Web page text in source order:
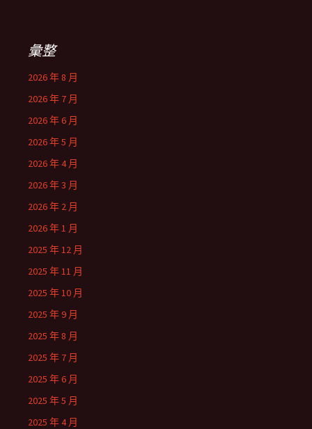
彙整
2026 年 8 月
2026 年 7 月
2026 年 6 月
2026 年 5 月
2026 年 4 月
2026 年 3 月
2026 年 2 月
2026 年 1 月
2025 年 12 月
2025 年 11 月
2025 年 10 月
2025 年 9 月
2025 年 8 月
2025 年 7 月
2025 年 6 月
2025 年 5 月
2025 年 4 月